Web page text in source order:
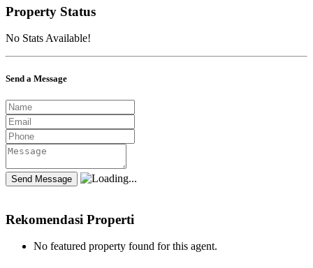
Property Status
No Stats Available!
Send a Message
Rekomendasi Properti
No featured property found for this agent.